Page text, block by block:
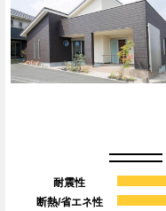
耐震性
断熱/省エネ性